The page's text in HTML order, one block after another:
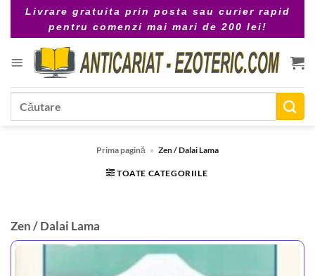
Livrare gratuita prin posta sau curier rapid
pentru comenzi mai mari de 200 lei!
Caută
Prima pagină » Zen / Dalai Lama
TOATE CATEGORIILE
Zen / Dalai Lama